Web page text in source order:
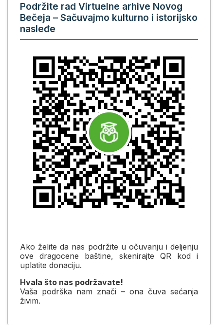
Podržite rad Virtuelne arhive Novog
Bečeja – Sačuvajmo kulturno i istorijsko
nasleđe
Ako želite da nas podržite u očuvanju i deljenju
ove dragocene baštine, skenirajte QR kod i
uplatite donaciju.
Hvala što nas podržavate!
Vaša podrška nam znači – ona čuva sećanja
živim.